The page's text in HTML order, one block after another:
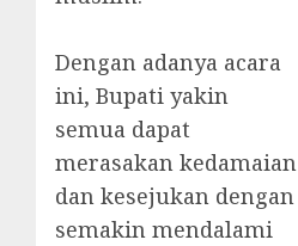
Dengan adanya acara
ini, Bupati yakin
semua dapat
merasakan kedamaian
dan kesejukan dengan
semakin mendalami